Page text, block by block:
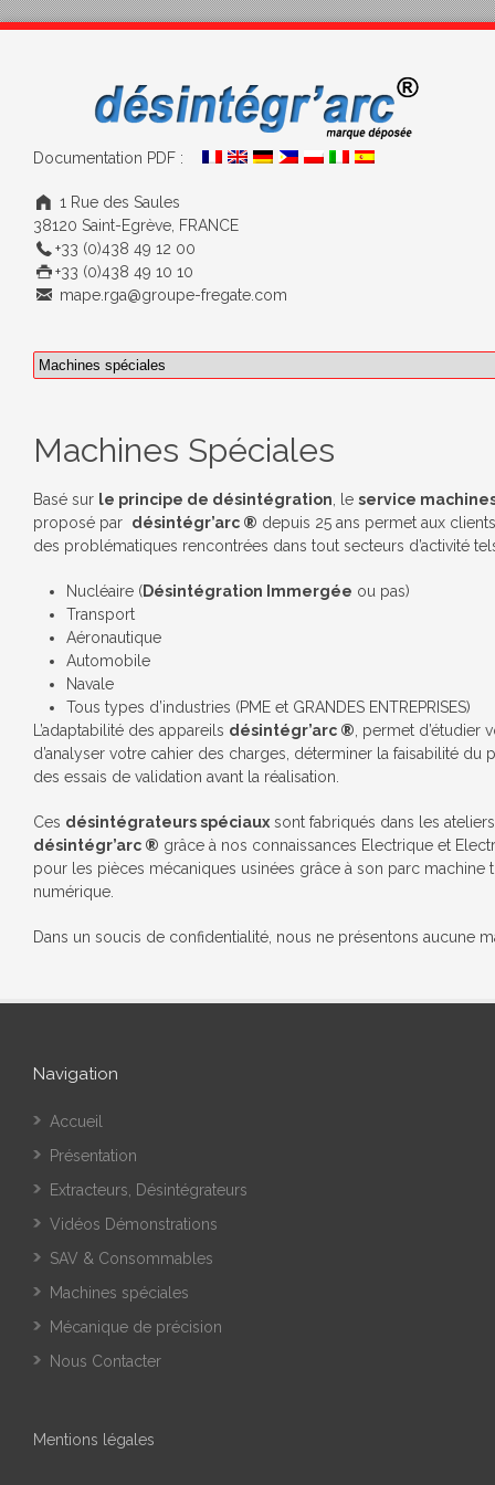
Documentation PDF :
1 Rue des Saules
38120 Saint-Egrève, FRANCE
+33 (0)438 49 12 00
+33 (0)438 49 10 10
mape.rga@groupe-fregate.com
Machines Spéciales
Basé sur le principe de désintégration , le service
proposé par désintégr’arc ® depuis 25 ans permet aux
des problématiques rencontrées dans tout secteurs d’activité
Nucléaire (Désintégration Immergée ou pas)
Transport
Aéronautique
Automobile
Navale
Tous types d’industries (PME et GRANDES ENTREPRISES)
L’adaptabilité des appareils désintégr’arc ® , permet d’étudier
d’analyser votre cahier des charges, déterminer la faisabilité du
des essais de validation avant la réalisation.
Ces désintégrateurs spéciaux sont fabriqués dans les
désintégr’arc ® grâce à nos connaissances Electrique et
pour les pièces mécaniques usinées grâce à son parc machine
numérique.
Dans un soucis de confidentialité, nous ne présentons aucune
Navigation
Accueil
Présentation
Extracteurs, Désintégrateurs
Vidéos Démonstrations
SAV & Consommables
Machines spéciales
Mécanique de précision
Nous Contacter
Mentions légales